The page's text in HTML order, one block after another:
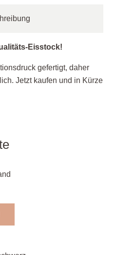
Eisstock!
gefertigt, daher
Jetzt kaufen und in Kürze